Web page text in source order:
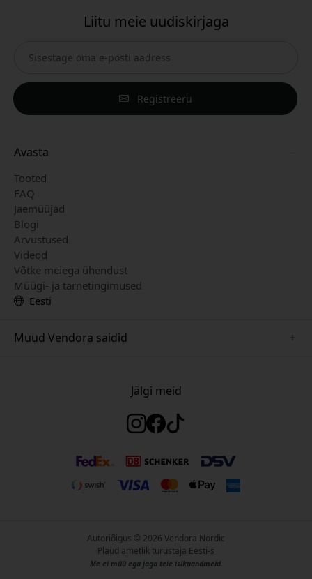
Liitu meie uudiskirjaga
Registreeru
Avasta
Tooted
FAQ
Jaemüüjad
Blogi
Arvustused
Videod
Võtke meiega ühendust
Müügi- ja tarnetingimused
Eesti
Muud Vendora saidid
www.nordicsmartlight.se
Jälgi meid
Autoriõigus © 2026 Vendora Nordic
Plaud ametlik turustaja Eesti-s
Me ei müü ega jaga teie isikuandmeid.